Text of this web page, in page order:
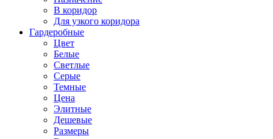
В коридор
Для узкого коридора
Гардеробные
Цвет
Белые
Светлые
Серые
Темные
Цена
Элитные
Дешевые
Размеры